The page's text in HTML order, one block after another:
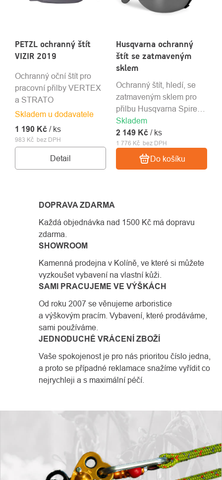
PETZL ochranný štít
VIZIR 2019
Skladem u dodavatele
983 Kč bez DPH
1 190 Kč / ks
Detail
Ochranný oční štít pro
pracovní přilby VERTEX
a STRATO
Husqvarna ochranný
štít se zatmaveným
sklem
Skladem
1 776 Kč bez DPH
2 149 Kč / ks
Do košíku
Ochranný štít, hledí, se
zatmaveným sklem pro
přilbu Husqvarna Spire
Vent.
DOPRAVA ZDARMA
Každá objednávka nad 1500 Kč má dopravu
zdarma.
SHOWROOM
Kamenná prodejna v Kolíně, ve které si můžete
vyzkoušet vybavení na vlastní kůži.
SAMI PRACUJEME VE VÝŠKÁCH
Od roku 2007 se věnujeme arboristice
a výškovým pracím. Vybavení, které prodáváme,
sami používáme.
JEDNODUCHÉ VRÁCENÍ ZBOŽÍ
Vaše spokojenost je pro nás prioritou číslo jedna,
a proto se případné reklamace snažíme vyřídit co
nejrychleji a s maximální péčí.